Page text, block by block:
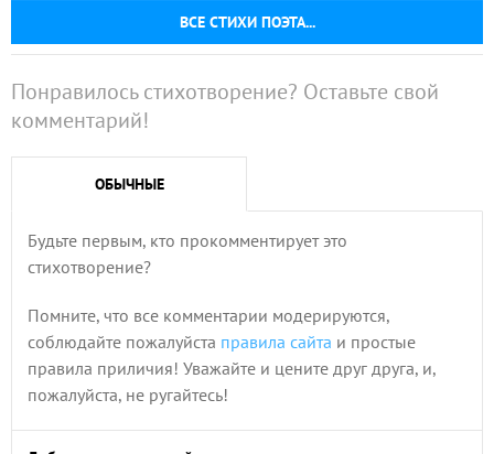
ВСЕ СТИХИ ПОЭТА...
Понравилось стихотворение? Оставьте свой
комментарий!
ОБЫЧНЫЕ
Будьте первым, кто прокомментирует это
стихотворение?
Помните, что все комментарии модерируются,
соблюдайте пожалуйста правила сайта и простые
правила приличия! Уважайте и цените друг друга, и,
пожалуйста, не ругайтесь!